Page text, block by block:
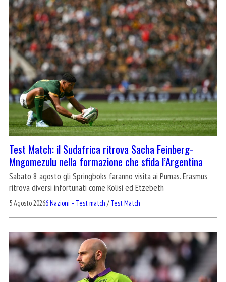
Test Match: il Sudafrica ritrova Sacha Feinberg-
Mngomezulu nella formazione che sfida l’Argentina
Sabato 8 agosto gli Springboks faranno visita ai Pumas. Erasmus
ritrova diversi infortunati come Kolisi ed Etzebeth
5 Agosto 20266 Nazioni – Test match /Test Match